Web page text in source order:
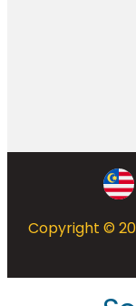
Copyright ©